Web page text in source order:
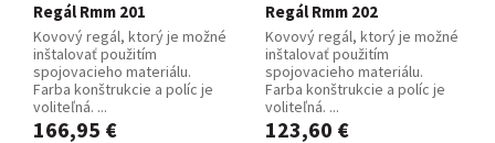
Regál Rmm 201
Kovový regál, ktorý je možné
inštalovať použitím
spojovacieho materiálu.
Farba konštrukcie a políc je
voliteľná. ...
166,95 €
Regál Rmm 202
Kovový regál, ktorý je možné
inštalovať použitím
spojovacieho materiálu.
Farba konštrukcie a políc je
voliteľná. ...
123,60 €